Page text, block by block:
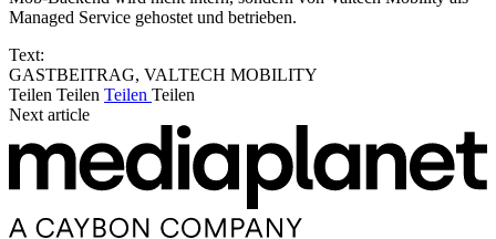
Managed Service gehostet und betrieben.
Text:
GASTBEITRAG, VALTECH MOBILITY
Teilen Teilen Teilen Teilen
Next article